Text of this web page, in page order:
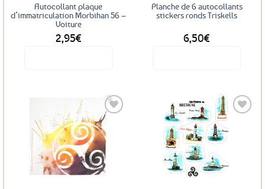
la
Autocollant plaque
d’immatriculation Morbihan 56 –
Voiture
2,95€
Planche de 6 autocollants
stickers ronds Triskells
6,50€
Ajouter
aux
favoris